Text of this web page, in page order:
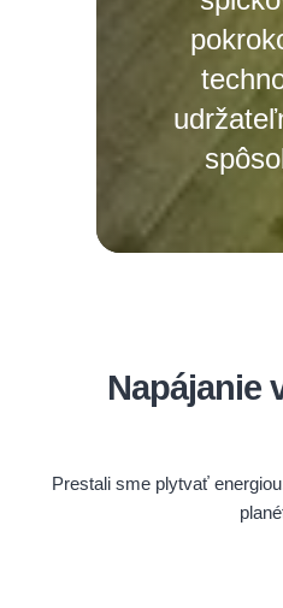
Napájanie
Prestali sme plytvať